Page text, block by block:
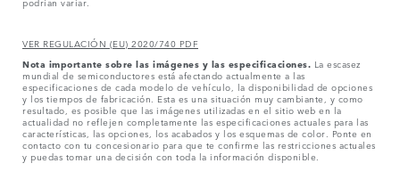
VER REGULACIÓN (EU) 2020/740 PDF
Nota importante sobre las imágenes y las especificaciones. La escasez
mundial de semiconductores está afectando actualmente a las
especificaciones de cada modelo de vehículo, la disponibilidad de opciones
y los tiempos de fabricación. Esta es una situación muy cambiante, y como
resultado, es posible que las imágenes utilizadas en el sitio web en la
actualidad no reflejen completamente las especificaciones actuales para las
características, las opciones, los acabados y los esquemas de color. Ponte en
contacto con tu concesionario para que te confirme las restricciones actuales
y puedas tomar una decisión con toda la información disponible.